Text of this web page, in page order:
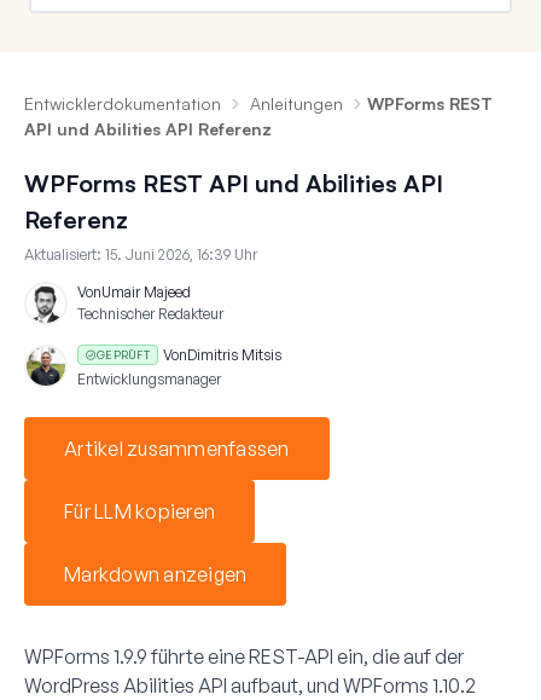
Entwicklerdokumentation Anleitungen
WPForms REST
API und Abilities API Referenz
WPForms REST API und Abilities API
Referenz
Aktualisiert: 15. Juni 2026, 16:39 Uhr
VonUmair Majeed
Technischer Redakteur
GEPRÜFT VonDimitris Mitsis
Entwicklungsmanager
Artikel zusammenfassen
Für LLM kopieren
Markdown anzeigen
WPForms 1.9.9 führte eine REST-API ein, die auf der
WordPress Abilities API aufbaut, und WPForms 1.10.2